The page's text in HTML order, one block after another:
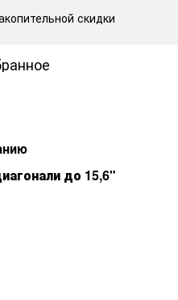
скидки
до 15,6"